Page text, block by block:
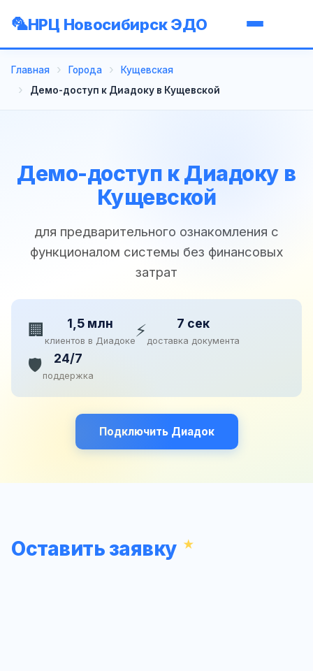
НРЦ Новосибирск ЭДО
Главная Города
Кущевская
Демо-доступ к Диадоку в Кущевской
Демо-доступ к Диадоку в
Кущевской
для предварительного ознакомления с
функционалом системы без финансовых
затрат
🏢 1,5 млн
клиентов в Диадоке⚡ 7 сек
доставка документа
🛡️ 24/7
поддержка
Подключить Диадок
Оставить заявку